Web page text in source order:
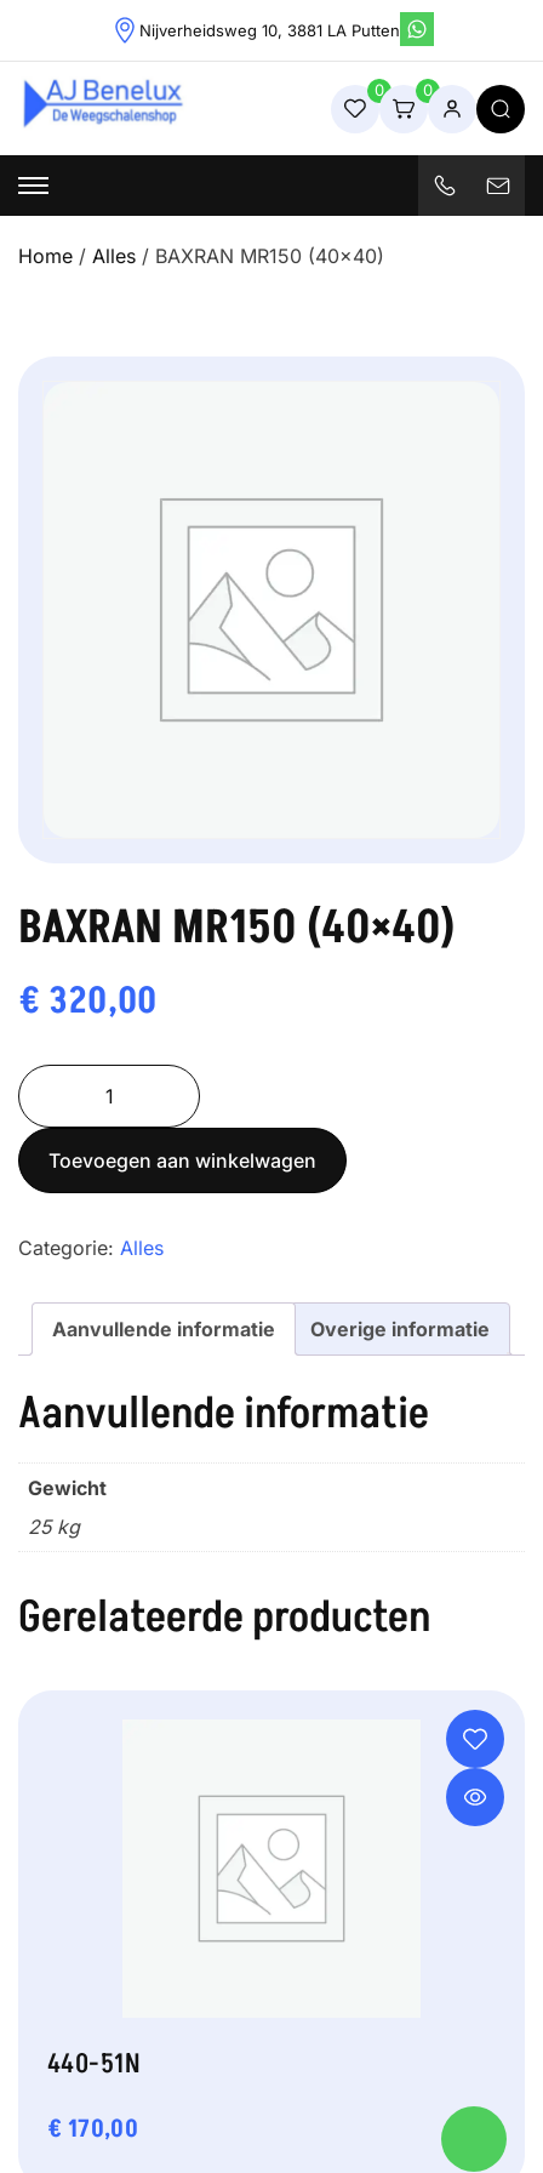
content
Nijverheidsweg 10, 3881 LA Putten
Weegschalenshop | Precisieweegschalen & Industriële
Weegoplossingen
0 0
Home / Alles / BAXRAN MR150 (40×40)
BAXRAN MR150 (40×40)
€ 320,00
BAXRAN
MR150
(40x40)
aantal
Toevoegen aan winkelwagen
Categorie: Alles
Aanvullende informatie Overige informatie
Aanvullende informatie
Gewicht
25 kg
Gerelateerde producten
440-51N
€ 170,00